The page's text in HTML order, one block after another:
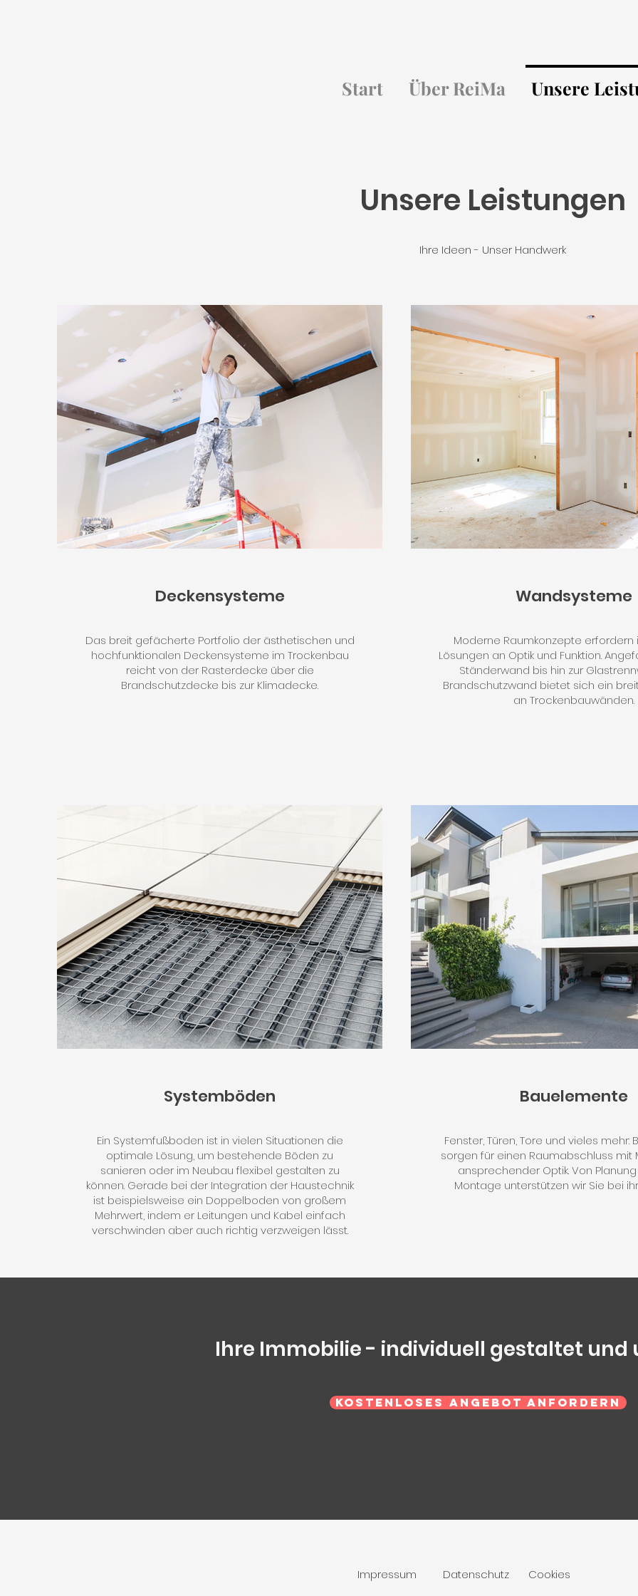
Start Über ReiMa Unsere
Unsere Leistungen
Ihre Ideen - Unser Handwerk
Deckensysteme
Das breit gefächerte Portfolio der ästhetischen und
hochfunktionalen Deckensysteme im Trockenbau
reicht von der Rasterdecke über die
Brandschutzdecke bis zur Klimadecke.
Wandsysteme
Moderne Raumkonzepte erfordern
Lösungen an Optik und Funktion.
Ständerwand bis hin zur
Brandschutzwand bietet sich ein
an Trockenbauwänden.
Systemböden
Ein Systemfußboden ist in vielen Situationen die
optimale Lösung, um bestehende Böden zu
sanieren oder im Neubau flexibel gestalten zu
können. Gerade bei der Integration der Haustechnik
ist beispielsweise ein Doppelboden von großem
Mehrwert, indem er Leitungen und Kabel einfach
verschwinden aber auch richtig verzweigen lässt.
Bauelemente
Fenster, Türen, Tore und vieles mehr:
sorgen für einen Raumabschluss mit
ansprechender Optik. Von
Montage unterstützen wir Sie bei
Ihre Immobilie - individuell gestaltet und
Kostenloses Angebot anfordern
Impressum Datenschutz Cookies